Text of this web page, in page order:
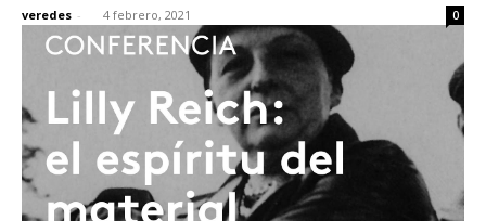
veredes - 4 febrero, 2021 0